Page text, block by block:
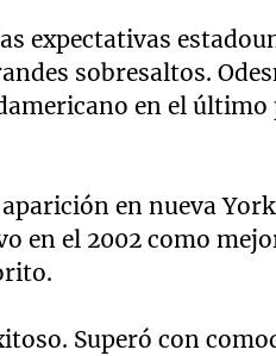
expectativas
sobresaltos.
en el último
en nueva
en el 2002 como
Superó con